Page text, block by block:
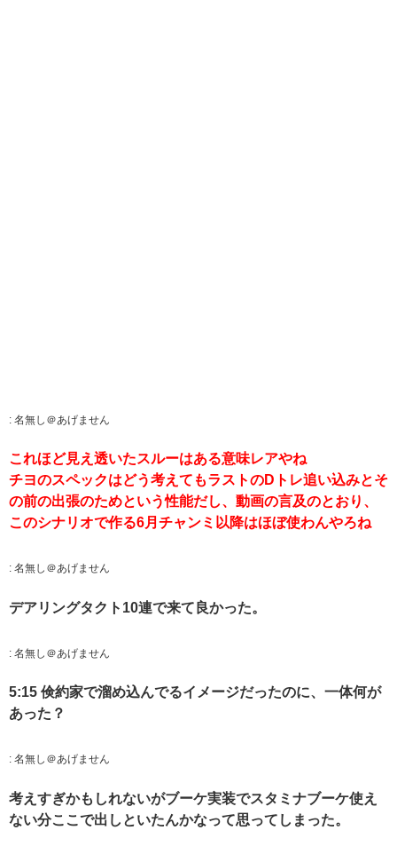
: 名無し＠あげません
これほど見え透いたスルーはある意味レアやね
チヨのスペックはどう考えてもラストのDトレ追い込みとそ
の前の出張のためという性能だし、動画の言及のとおり、
このシナリオで作る6月チャンミ以降はほぼ使わんやろね
: 名無し＠あげません
デアリングタクト10連で来て良かった。
: 名無し＠あげません
5:15 倹約家で溜め込んでるイメージだったのに、一体何が
あった？
: 名無し＠あげません
考えすぎかもしれないがブーケ実装でスタミナブーケ使え
ない分ここで出しといたんかなって思ってしまった。